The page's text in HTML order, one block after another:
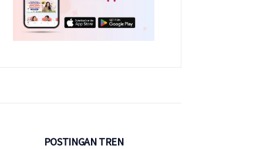
POSTINGAN TREN